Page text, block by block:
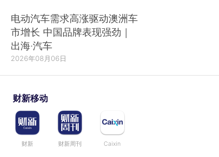
电动汽车需求高涨驱动澳洲车
市增长 中国品牌表现强劲｜
出海·汽车
2026年08月06日
财新移动
财新 财新周刊 Caixin